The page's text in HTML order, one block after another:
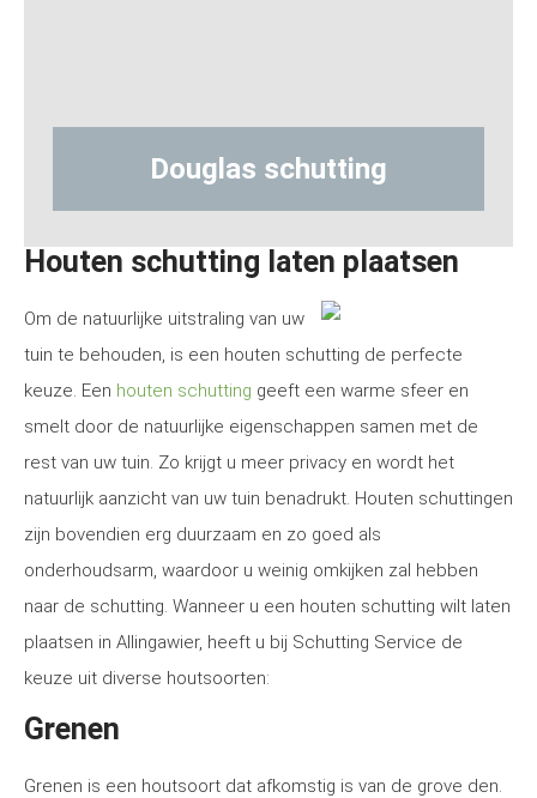
Douglas schutting
Houten schutting laten plaatsen
Om de natuurlijke uitstraling van uw
tuin te behouden, is een houten schutting de perfecte
keuze. Een houten schutting geeft een warme sfeer en
smelt door de natuurlijke eigenschappen samen met de
rest van uw tuin. Zo krijgt u meer privacy en wordt het
natuurlijk aanzicht van uw tuin benadrukt. Houten schuttingen
zijn bovendien erg duurzaam en zo goed als
onderhoudsarm, waardoor u weinig omkijken zal hebben
naar de schutting. Wanneer u een houten schutting wilt laten
plaatsen in Allingawier, heeft u bij Schutting Service de
keuze uit diverse houtsoorten:
Grenen
Grenen is een houtsoort dat afkomstig is van de grove den.